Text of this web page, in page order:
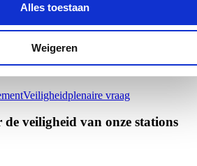
Alles toestaan
Weigeren
werk wil maken van een modern
zaak, maar de recente aankondiging
duur door de brandweervakbonden
alleen kunnen slagen wanneer er
Veiligheidplenaire vraag
veiligheid van onze stations